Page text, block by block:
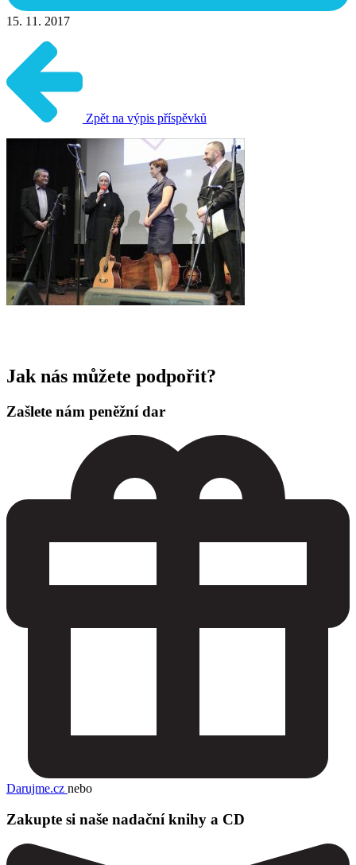
15. 11. 2017
Zpět na výpis příspěvků
Jak nás můžete podpořit?
Zašlete nám peněžní dar
Darujme.cz nebo
Zakupte si naše nadační knihy a CD